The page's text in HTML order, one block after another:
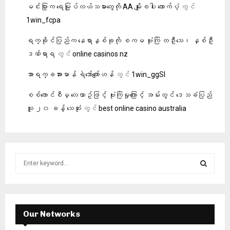
မင်းပြားက ရေမြုပ်လယ်သမားတွေကို AA မျိုးစပါး ထောက်ပံ့ တွင်
1win_fcpa
ရက္ခိုင်ပြည်က နေရာနှစ်ခုကို စကမ ဗုံးကြဲ တဦးသေ၊ နှစ်ဦး
ဒဏ်ရာရ တွင် online casinos nz
အာရက္ခအားမာန် ရဲဘော်ကျော်ဟန် တွင် 1win_ggSl
စစ်ကောင်စီမှ လေယာဥ်ဖြင့် ဗုံးကြဲမှုကြောင့် အမ်းတွင် ဒေသခံပြည်
သူ ၂၀ ခန့် သေဆုံး တွင် best online casino australia
f
E
A
Our Networks